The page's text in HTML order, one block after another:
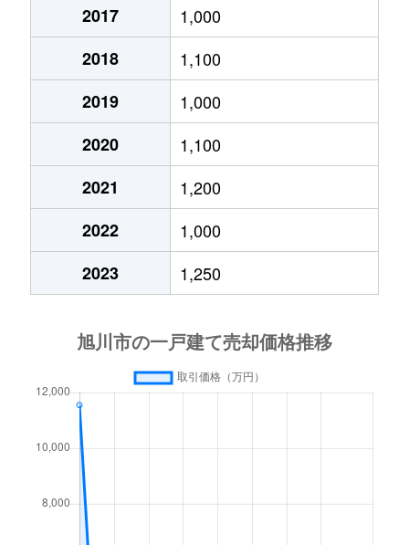
大町２条
4,000万円
大町２条
1,500万円
大町２条
280万円
神楽１条
3,300万円
神楽２条
1,300万円
神楽５条
350万円
神楽５条
2,000万円
神楽７条
神楽７条
神楽岡１条
神楽岡３条
2017
1,000
2018
1,100
2019
1,000
2020
1,100
2021
1,200
2022
1,000
2023
1,250